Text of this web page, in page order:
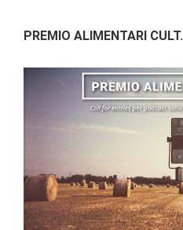
PREMIO ALIMENTARI CULT.